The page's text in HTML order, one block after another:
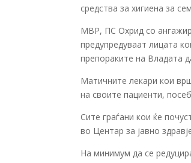
средства за хигиена за
МВР, ПС Охрид со
предупредуваат лицата
препораките на Владата
Матичните лекари кои
на своите пациенти,
Сите граѓани кои ќе
во Центар за јавно
На минимум да се